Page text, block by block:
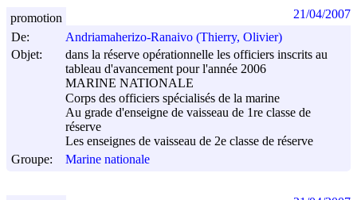
De:
Andriamaherizo-Ranaivo (Thierry, Olivier)
Objet:
dans la réserve opérationnelle les officiers inscrits au
tableau d'avancement pour l'année 2006
MARINE NATIONALE
Corps des officiers spécialisés de la marine
Au grade d'enseigne de vaisseau de 1re classe de
réserve
Les enseignes de vaisseau de 2e classe de réserve
Groupe:
Marine nationale
promotion 21/04/2007